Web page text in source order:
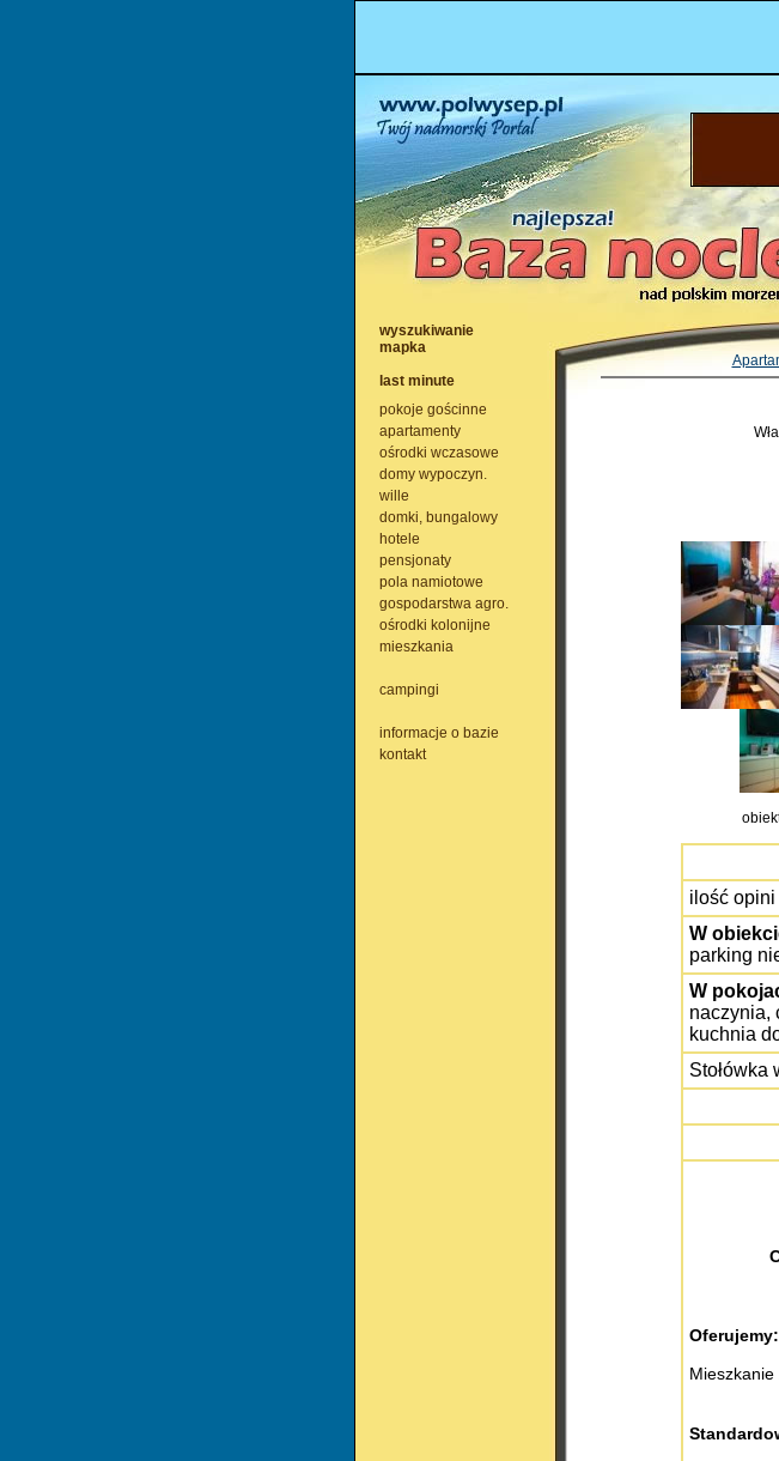
wyszukiwanie
mapka
last minute
pokoje gościnne
apartamenty
ośrodki wczasowe
domy wypoczyn.
wille
domki, bungalowy
hotele
pensjonaty
pola namiotowe
gospodarstwa agro.
ośrodki kolonijne
mieszkania
campingi
informacje o bazie
kontakt
ilość
W
parking
W
naczynia,
kuchnia
Stołówka
Oferujemy: